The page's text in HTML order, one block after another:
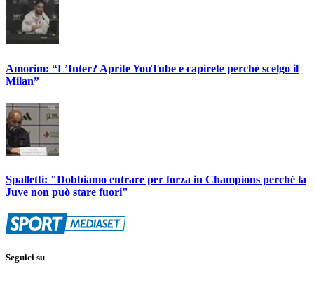
Amorim: “L’Inter? Aprite YouTube e capirete perché scelgo il
Milan”
Spalletti: "Dobbiamo entrare per forza in Champions perché la
Juve non può stare fuori"
Seguici su